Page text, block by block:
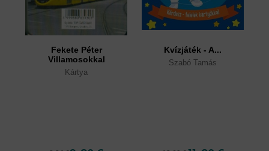
Fekete Péter
Villamosokkal
Kártya
Kvízjáték - A...
Szabó Tamás